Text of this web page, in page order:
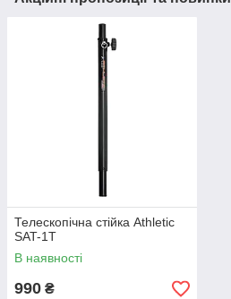
Телескопічна стійка Athletic
SAT-1T
В наявності
990 ₴